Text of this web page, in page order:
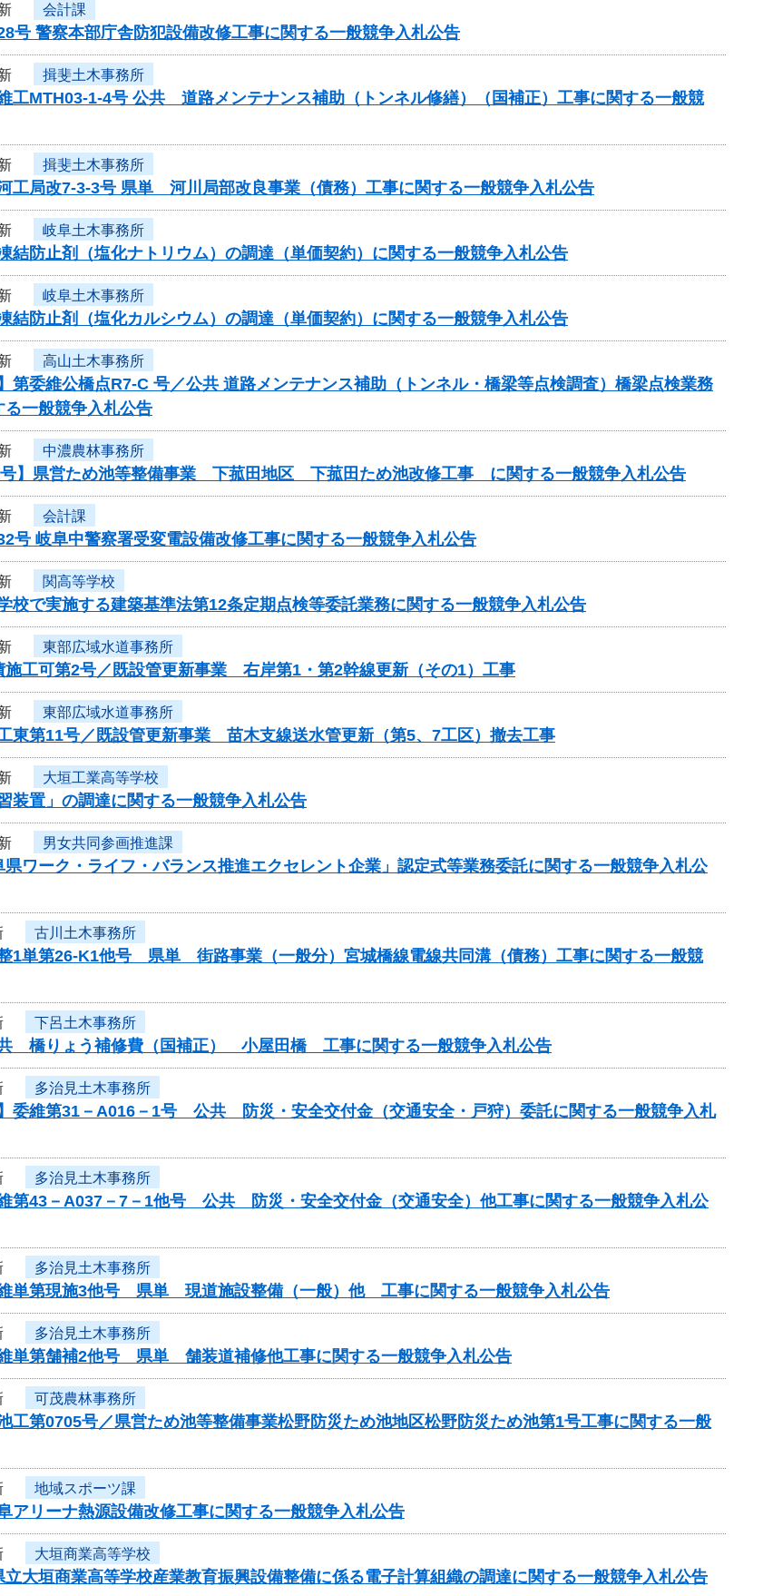
会計課
号 警察本部庁舎防犯設備改修工事に関する一般競争入札公告
揖斐土木事務所
維工MTH03-1-4号 公共 道路メンテナンス補助（トンネル修繕）（国補正）工事に関する一般競
揖斐土木事務所
河工局改7-3-3号 県単 河川局部改良事業（債務）工事に関する一般競争入札公告
岐阜土木事務所
結防止剤（塩化ナトリウム）の調達（単価契約）に関する一般競争入札公告
岐阜土木事務所
結防止剤（塩化カルシウム）の調達（単価契約）に関する一般競争入札公告
高山土木事務所
第委維公橋点R7-C 号／公共 道路メンテナンス補助（トンネル・橋梁等点検調査）橋梁点検業務
る一般競争入札公告
中濃農林事務所
号】県営ため池等整備事業 下菰田地区 下菰田ため池改修工事 に関する一般競争入札公告
会計課
号 岐阜中警察署受変電設備改修工事に関する一般競争入札公告
関高等学校
校で実施する建築基準法第12条定期点検等委託業務に関する一般競争入札公告
東部広域水道事務所
施工可第2号／既設管更新事業 右岸第1・第2幹線更新（その1）工事
東部広域水道事務所
工東第11号／既設管更新事業 苗木支線送水管更新（第5、7工区）撤去工事
大垣工業高等学校
装置」の調達に関する一般競争入札公告
男女共同参画推進課
ワーク・ライフ・バランス推進エクセレント企業」認定式等業務委託に関する一般競争入札公
古川土木事務所
整1単第26-K1他号 県単 街路事業（一般分）宮城橋線電線共同溝（債務）工事に関する一般競
下呂土木事務所
共 橋りょう補修費（国補正） 小屋田橋 工事に関する一般競争入札公告
多治見土木事務所
】委維第31－A016－1号 公共 防災・安全交付金（交通安全・戸狩）委託に関する一般競争入札
多治見土木事務所
維第43－A037－7－1他号 公共 防災・安全交付金（交通安全）他工事に関する一般競争入札公
多治見土木事務所
維単第現施3他号 県単 現道施設整備（一般）他 工事に関する一般競争入札公告
多治見土木事務所
維単第舗補2他号 県単 舗装道補修他工事に関する一般競争入札公告
可茂農林事務所
工第0705号／県営ため池等整備事業松野防災ため池地区松野防災ため池第1号工事に関する一般
地域スポーツ課
アリーナ熱源設備改修工事に関する一般競争入札公告
大垣商業高等学校
大垣商業高等学校産業教育振興設備整備に係る電子計算組織の調達に関する一般競争入札公告